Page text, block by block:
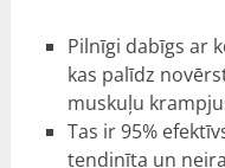
Pilnīgi dabīgs ar
kas palīdz
muskuļu
Tas ir 95%
tendinīta un